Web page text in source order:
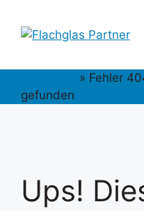
Inhalt
springen
» Fehler
gefunden
Ups!